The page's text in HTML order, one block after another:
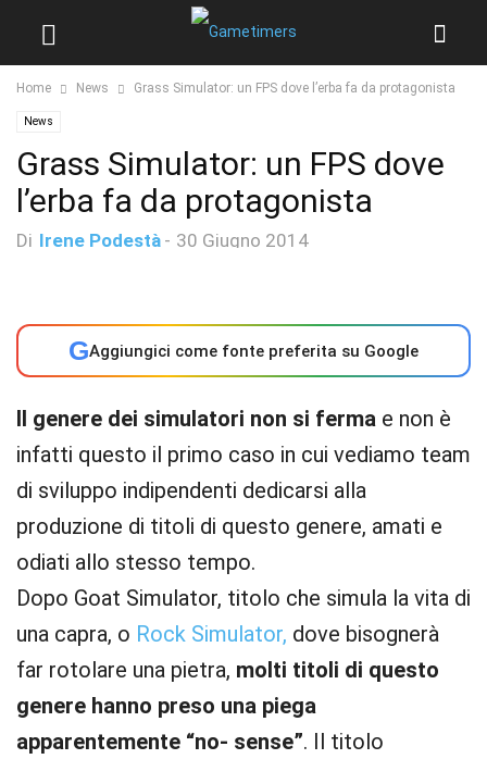
Home News Grass Simulator: un FPS dove l’erba fa da protagonista
News
Grass Simulator: un FPS dove
l’erba fa da protagonista
Di Irene Podestà - 30 Giugno 2014
GAggiungici come fonte preferita su Google
Il genere dei simulatori non si ferma e non è
infatti questo il primo caso in cui vediamo team
di sviluppo indipendenti dedicarsi alla
produzione di titoli di questo genere, amati e
odiati allo stesso tempo.
Dopo Goat Simulator, titolo che simula la vita di
una capra, o Rock Simulator, dove bisognerà
far rotolare una pietra, molti titoli di questo
genere hanno preso una piega
apparentemente “no- sense”. Il titolo